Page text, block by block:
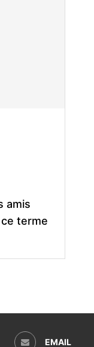
amis
terme
EMAIL